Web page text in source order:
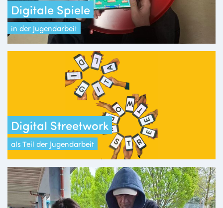
Digitale Spiele
in der Jugendarbeit
Digital Streetwork
als Teil der Jugendarbeit